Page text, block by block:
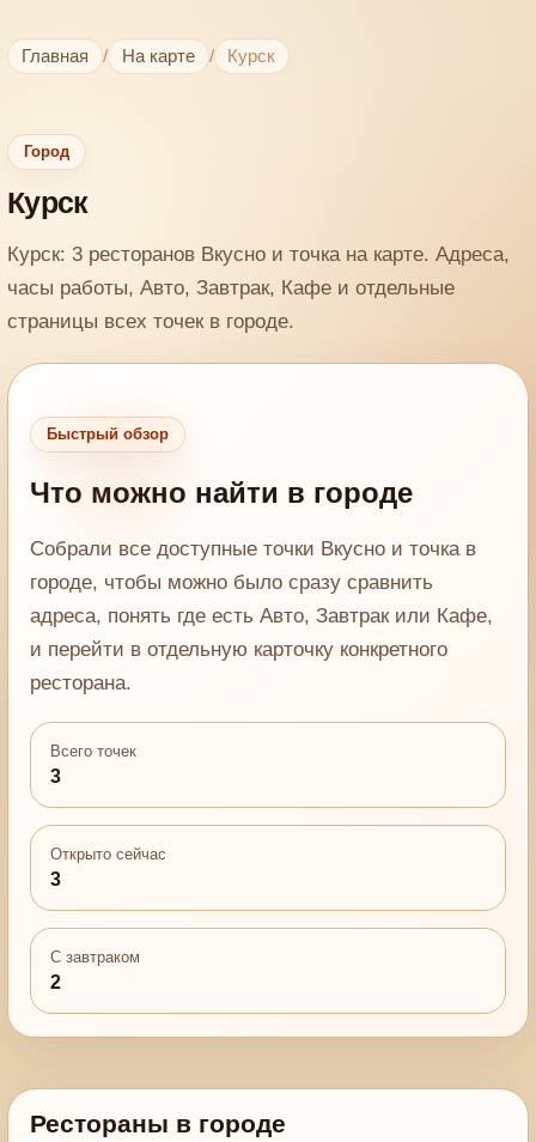
Главная / На карте / Курск
Город
Курск
Курск: 3 ресторанов Вкусно и точка на карте. Адреса,
часы работы, Авто, Завтрак, Кафе и отдельные
страницы всех точек в городе.
Быстрый обзор
Что можно найти в городе
Собрали все доступные точки Вкусно и точка в
городе, чтобы можно было сразу сравнить
адреса, понять где есть Авто, Завтрак или Кафе,
и перейти в отдельную карточку конкретного
ресторана.
Всего точек
3
Открыто сейчас
3
С завтраком
2
Рестораны в городе